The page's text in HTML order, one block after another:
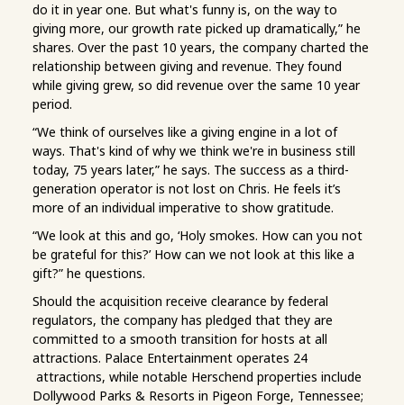
do it in year one. But what's funny is, on the way to
giving more, our growth rate picked up dramatically,” he
shares. Over the past 10 years, the company charted the
relationship between giving and revenue. They found
while giving grew, so did revenue over the same 10 year
period.
“We think of ourselves like a giving engine in a lot of
ways. That's kind of why we think we're in business still
today, 75 years later,” he says. The success as a third-
generation operator is not lost on Chris. He feels it’s
more of an individual imperative to show gratitude.
“We look at this and go, ‘Holy smokes. How can you not
be grateful for this?’ How can we not look at this like a
gift?” he questions.
Should the acquisition receive clearance by federal
regulators, the company has pledged that they are
committed to a smooth transition for hosts at all
attractions. Palace Entertainment operates 24
attractions, while notable Herschend properties include
Dollywood Parks & Resorts in Pigeon Forge, Tennessee;